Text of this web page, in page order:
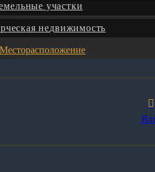
участки
недвижимость
Месторасположение